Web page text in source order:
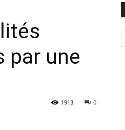
par une
0
1913